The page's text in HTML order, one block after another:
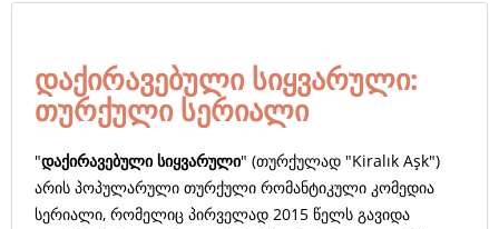
დაქირავებული სიყვარული:
თურქული სერიალი
"დაქირავებული სიყვარული" (თურქულად "Kiralık Aşk")
არის პოპულარული თურქული რომანტიკული კომედია
სერიალი, რომელიც პირველად 2015 წელს გავიდა